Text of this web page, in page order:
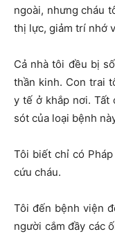
ngoài, nhưng cháu
thị lực, giảm trí nhớ
Cả nhà tôi đều bị
thần kinh. Con trai
y tế ở khắp nơi. Tất
sót của loại bệnh
Tôi biết chỉ có
cứu cháu.
Tôi đến bệnh viện
người cắm đầy các